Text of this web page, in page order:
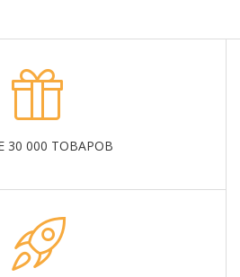
30 000 ТОВАРОВ